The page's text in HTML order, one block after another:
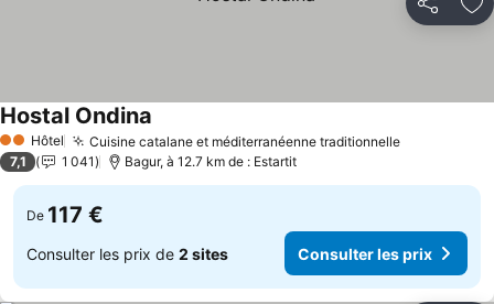
Partager
2 Étoiles
Hôtel Cuisine catalane et méditerranéenne traditionnelleConsulter
Hostal Ondina
7,1 1 041 Bagur, à 12.7 km de : Estartit
De 117 €
Consulter les prix de 2 sites Consulter les prix